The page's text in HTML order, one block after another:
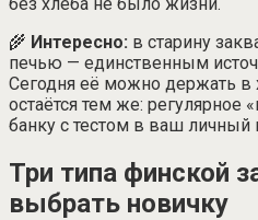
🌾 Интересно: в старину
печью — единственным
Сегодня её можно держать в
остаётся тем же: регулярное
банку с тестом в ваш личный
Три типа финской
выбрать новичку